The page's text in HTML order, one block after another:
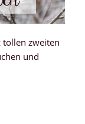
tollen zweiten
und